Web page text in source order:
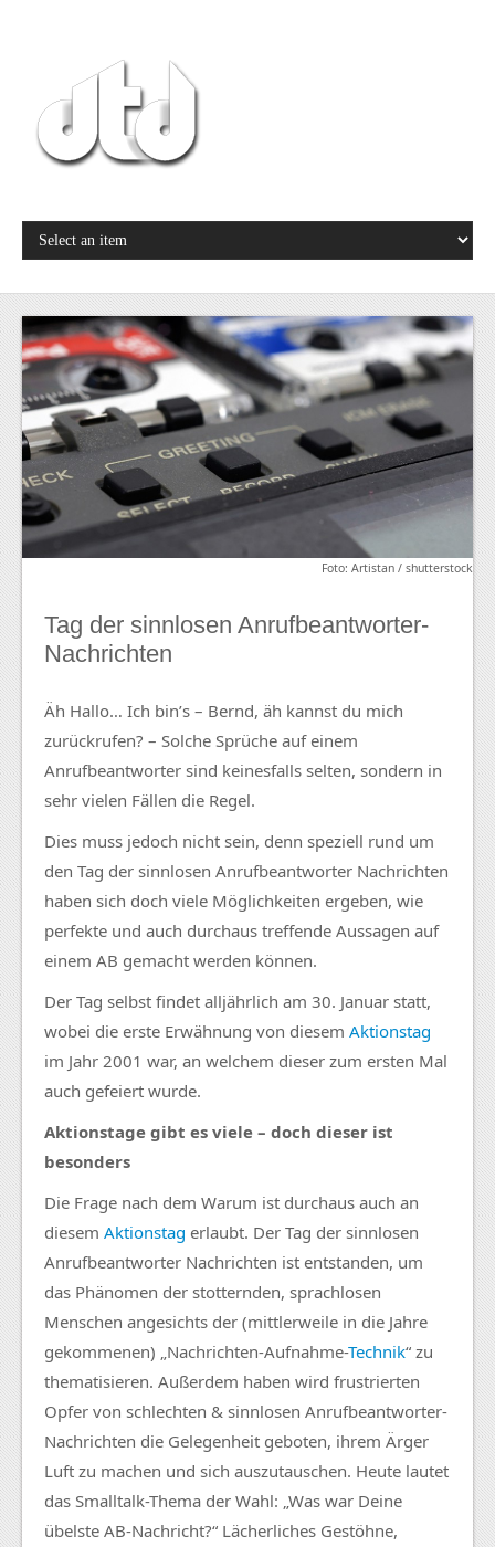
Foto: Artistan / shutterstock
Tag der sinnlosen Anrufbeantworter-
Nachrichten
Äh Hallo… Ich bin’s – Bernd, äh kannst du mich
zurückrufen? – Solche Sprüche auf einem
Anrufbeantworter sind keinesfalls selten, sondern in
sehr vielen Fällen die Regel.
Dies muss jedoch nicht sein, denn speziell rund um
den Tag der sinnlosen Anrufbeantworter Nachrichten
haben sich doch viele Möglichkeiten ergeben, wie
perfekte und auch durchaus treffende Aussagen auf
einem AB gemacht werden können.
Der Tag selbst findet alljährlich am 30. Januar statt,
wobei die erste Erwähnung von diesem Aktionstag
im Jahr 2001 war, an welchem dieser zum ersten Mal
auch gefeiert wurde.
Aktionstage gibt es viele – doch dieser ist
besonders
Die Frage nach dem Warum ist durchaus auch an
diesem Aktionstag erlaubt. Der Tag der sinnlosen
Anrufbeantworter Nachrichten ist entstanden, um
das Phänomen der stotternden, sprachlosen
Menschen angesichts der (mittlerweile in die Jahre
gekommenen) „Nachrichten-Aufnahme-Technik“ zu
thematisieren. Außerdem haben wird frustrierten
Opfer von schlechten & sinnlosen Anrufbeantworter-
Nachrichten die Gelegenheit geboten, ihrem Ärger
Luft zu machen und sich auszutauschen. Heute lautet
das Smalltalk-Thema der Wahl: „Was war Deine
übelste AB-Nachricht?“ Lächerliches Gestöhne,